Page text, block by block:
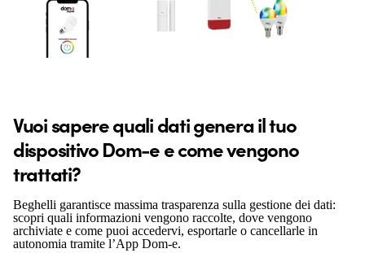
Vuoi sapere quali dati genera il tuo
dispositivo Dom-e e come vengono
trattati?
Beghelli garantisce massima trasparenza sulla gestione dei dati:
scopri quali informazioni vengono raccolte, dove vengono
archiviate e come puoi accedervi, esportarle o cancellarle in
autonomia tramite l’App Dom-e.